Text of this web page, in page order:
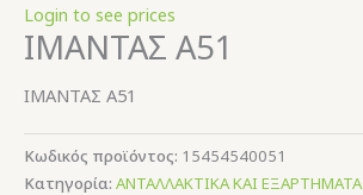
Login to see prices
ΙΜΑΝΤΑΣ Α51
ΙΜΑΝΤΑΣ Α51
Κωδικός προϊόντος: 15454540051
Κατηγορία: ΑΝΤΑΛΛΑΚΤΙΚΑ ΚΑΙ ΕΞΑΡΤΗΜΑΤΑ